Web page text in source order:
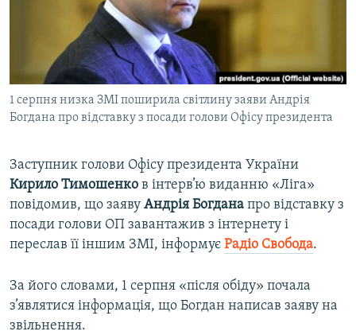
ВІДЕОУРОКИ «ELIFBE»
СВІДЧЕННЯ ОКУПАЦІЇ
УКРАЇНСЬКА ПРОБЛЕМА КРИМУ
ІНФОГРАФІКА
Qırımtatar
ДОЛУЧАЙСЯ!
Усі сайти RFE/RL
1 серпня низка ЗМІ поширила світлину заяви Андрія
Богдана про відставку з посади голови Офісу президента
Заступник голови Офісу президента України
Кирило Тимошенко в інтерв’ю виданню «Ліга»
повідомив, що заяву Андрія Богдана про відставку з
посади голови ОП завантажив з інтернету і
переслав її іншим ЗМІ, інформує Радіо Свобода.
За його словами, 1 серпня «після обіду» почала
з’являтися інформація, що Богдан написав заяву на
звільнення.